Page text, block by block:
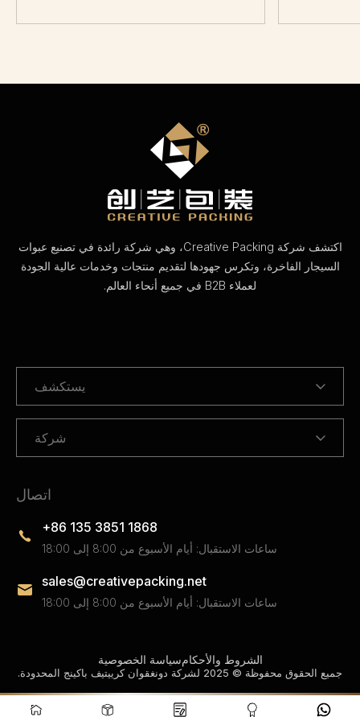
اكتشف شركة Creative Packing، وهي شركة رائدة في تصنيع عبوات
السيجار الفاخرة، وتكرس جهودها لتقديم منتجات وخدمات عالية الجودة
لعملاء B2B في جميع أنحاء العالم.
يستكشف
شركة
اتصال
+86 135 3851 1868
ساعات الاستقبال: أيام الأسبوع من 8:00 إلى 18:00
sales@creativepacking.net
ساعات الاستقبال: أيام الأسبوع من 8:00 إلى 18:00
جميع الحقوق محفوظة © 2025 لشركة دونغقوان كرييتيف باكينج المحدودة.
سياسة الخصوصيةالشروط والأحكام